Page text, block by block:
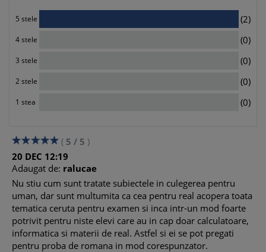
5 stele (2)
4 stele (0)
3 stele (0)
2 stele (0)
1 stea (0)
( 5 / 5 )
20 DEC 12:19
Adaugat de: ralucae
Nu stiu cum sunt tratate subiectele in culegerea pentru
uman, dar sunt multumita ca cea pentru real acopera toata
tematica ceruta pentru examen si inca intr-un mod foarte
potrivit pentru niste elevi care au in cap doar calculatoare,
informatica si materii de real. Astfel si ei se pot pregati
pentru proba de romana in mod corespunzator.